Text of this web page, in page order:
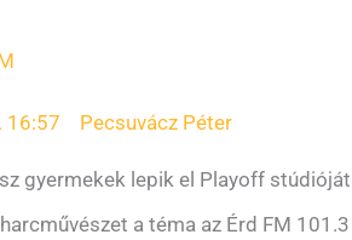
16:57 Pecsuvácz Péter
gyermekek lepik el Playoff stúdióját
a téma az Érd FM